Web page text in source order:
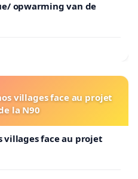
opwarming van de
villages face au projet
la N90
villages face au projet